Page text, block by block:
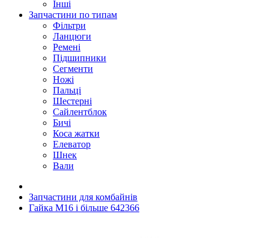
Інші
Запчастини по типам
Фільтри
Ланцюги
Ремені
Підшипники
Сегменти
Ножі
Пальці
Шестерні
Сайлентблок
Бичі
Коса жатки
Елеватор
Шнек
Вали
Запчастини для комбайнів
Гайка М16 і більше 642366